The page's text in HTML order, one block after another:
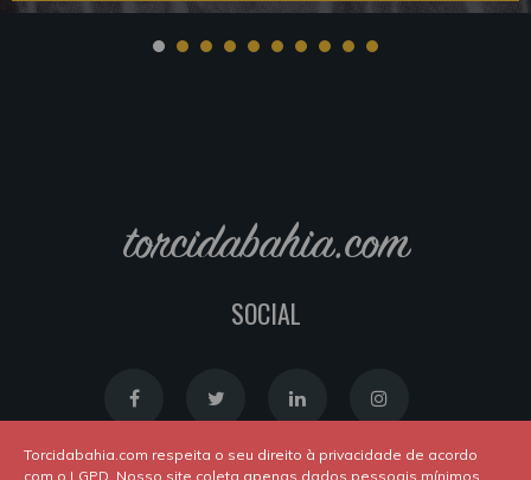
torcidabahia.com
SOCIAL
Torcidabahia.com respeita o seu direito à privacidade de acordo
com o LGPD. Nosso site coleta apenas dados pessoais mínimos,